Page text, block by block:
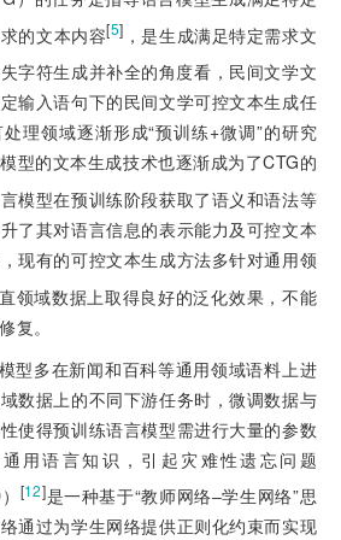
的文本内容[5] ，是生成满足特定需求文
字符生成并补全的角度看，民间文学文
输入语句下的民间文学可控文本生成任
理领域逐渐形成“预训练+微调”的研究
型的文本生成技术也逐渐成为了CTG的
模型在预训练阶段获取了语义和语法等
了其对语言信息的表示能力及可控文本
现有的可控文本生成方法多针对通用领
领域数据上取得良好的泛化效果，不能
复。
型多在新闻和百科等通用领域语料上进
数据上的不同下游任务时，微调数据与
使得预训练语言模型需进行大量的参数
用语言知识，引起灾难性遗忘问题
[12]是一种基于“教师网络‒学生网络”思
通过为学生网络提供正则化约束而实现